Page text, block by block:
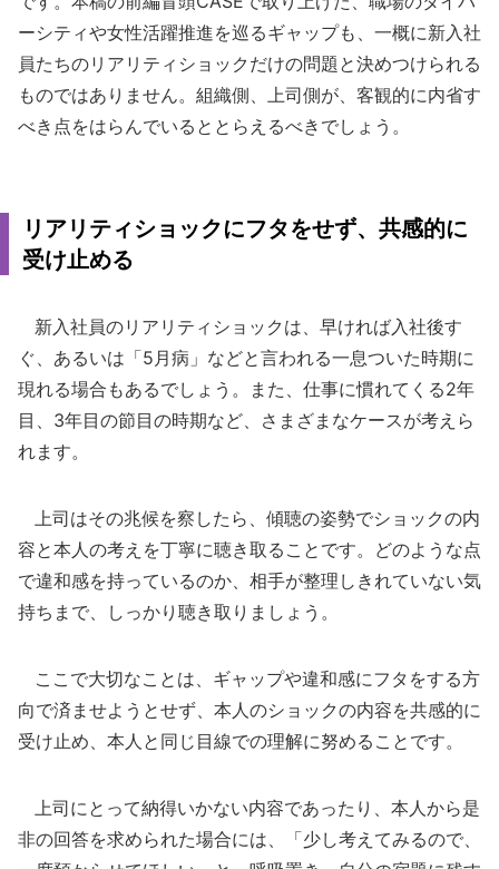
ーシティや女性活躍推進を巡るギャップも、一概に新入社
員たちのリアリティショックだけの問題と決めつけられる
ものではありません。組織側、上司側が、客観的に内省す
べき点をはらんでいるととらえるべきでしょう。
リアリティショックにフタをせず、共感的に
受け止める
新入社員のリアリティショックは、早ければ入社後す
ぐ、あるいは「5月病」などと言われる一息ついた時期に
現れる場合もあるでしょう。また、仕事に慣れてくる2年
目、3年目の節目の時期など、さまざまなケースが考えら
れます。
上司はその兆候を察したら、傾聴の姿勢でショックの内
容と本人の考えを丁寧に聴き取ることです。どのような点
で違和感を持っているのか、相手が整理しきれていない気
持ちまで、しっかり聴き取りましょう。
ここで大切なことは、ギャップや違和感にフタをする方
向で済ませようとせず、本人のショックの内容を共感的に
受け止め、本人と同じ目線での理解に努めることです。
上司にとって納得いかない内容であったり、本人から是
非の回答を求められた場合には、「少し考えてみるので、